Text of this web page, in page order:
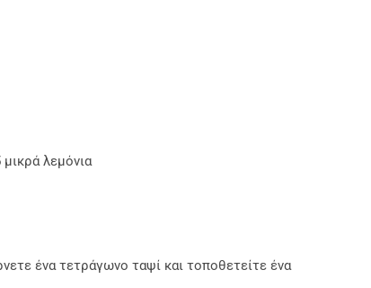
λεμόνια
ένα τετράγωνο ταψί και τοποθετείτε ένα